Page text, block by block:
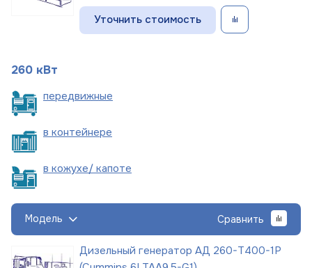
Уточнить стоимость
260 кВт
передвижные
в контейнере
в кожухе/ капоте
Модель Сравнить
Дизельный генератор АД 260-Т400-1Р